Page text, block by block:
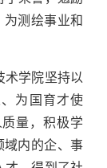
为测绘事业和
术学院坚持以
为国育才使
量，积极学
域内的企、事